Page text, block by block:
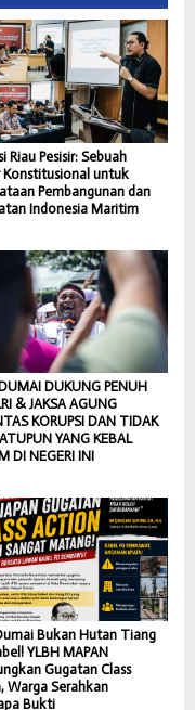
Riau Pesisir: Sebuah
untuk
Pembangunan dan
Indonesia Maritim
DUKUNG PENUH
& JAKSA AGUNG
KORUPSI DAN TIDAK
YANG KEBAL
DI NEGERI INI
Bukan Hutan Tiang
YLBH MAPAN
Gugatan Class
Warga Serahkan
Bukti